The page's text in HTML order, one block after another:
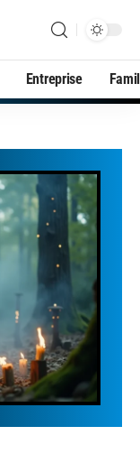
Entreprise